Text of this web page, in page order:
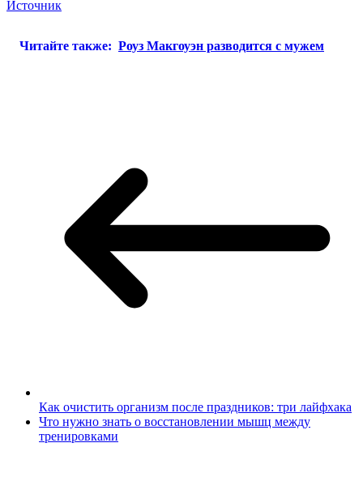
Источник
Читайте также: Роуз Макгоуэн разводится с мужем
Как очистить организм после праздников: три лайфхака
Что нужно знать о восстановлении мышц между
тренировками